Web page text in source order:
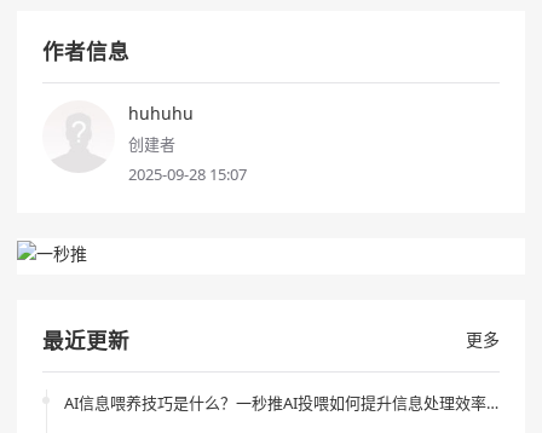
作者信息
huhuhu
创建者
2025-09-28 15:07
最近更新 更多
AI信息喂养技巧是什么？一秒推AI投喂如何提升信息处理效率？